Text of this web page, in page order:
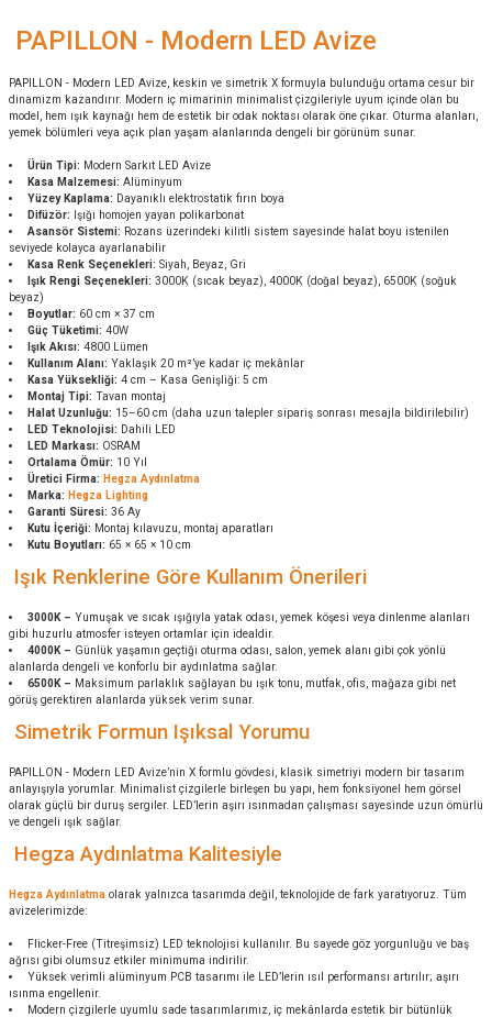
PAPILLON - Modern LED Avize
PAPILLON - Modern LED Avize, keskin ve simetrik X formuyla bulunduğu ortama cesur bir
dinamizm kazandırır. Modern iç mimarinin minimalist çizgileriyle uyum içinde olan bu
model, hem ışık kaynağı hem de estetik bir odak noktası olarak öne çıkar. Oturma alanları,
yemek bölümleri veya açık plan yaşam alanlarında dengeli bir görünüm sunar.
Ürün Tipi: Modern Sarkıt LED Avize
Kasa Malzemesi: Alüminyum
Yüzey Kaplama: Dayanıklı elektrostatik fırın boya
Difüzör:
Işığı homojen yayan polikarbonat
Asansör Sistemi: Rozans üzerindeki kilitli sistem sayesinde halat boyu istenilen
seviyede kolayca ayarlanabilir
Kasa Renk Seçenekleri: Siyah, Beyaz, Gri
Işık Rengi Seçenekleri: 3000K (sıcak beyaz), 4000K (doğal beyaz), 6500K (soğuk
beyaz)
Boyutlar: 60 cm × 37 cm
Güç Tüketimi: 40W
Işık Akısı: 4800 Lümen
Kullanım Alanı: Yaklaşık 20 m²’ye kadar iç mekânlar
Kasa Yüksekliği: 4 cm – Kasa Genişliği: 5 cm
Montaj Tipi: Tavan montaj
Halat Uzunluğu: 15–60 cm (daha uzun talepler sipariş sonrası mesajla bildirilebilir)
LED Teknolojisi: Dahili LED
LED Markası: OSRAM
Ortalama Ömür: 10 Yıl
Üretici Firma: Hegza Aydınlatma
Marka: Hegza Lighting
Garanti Süresi: 36 Ay
Kutu İçeriği: Montaj kılavuzu, montaj aparatları
Kutu Boyutları: 65 × 65 × 10 cm
Işık Renklerine Göre Kullanım Önerileri
3000K – Yumuşak ve sıcak ışığıyla yatak odası, yemek köşesi veya dinlenme alanları
gibi huzurlu atmosfer isteyen ortamlar için idealdir.
4000K – Günlük yaşamın geçtiği oturma odası, salon, yemek alanı gibi çok yönlü
alanlarda dengeli ve konforlu bir aydınlatma sağlar.
6500K – Maksimum parlaklık sağlayan bu ışık tonu, mutfak, ofis, mağaza gibi net
görüş gerektiren alanlarda yüksek verim sunar.
Simetrik Formun Işıksal Yorumu
PAPILLON - Modern LED Avize’nin X formlu gövdesi, klasik simetriyi modern bir tasarım
anlayışıyla yorumlar. Minimalist çizgilerle birleşen bu yapı, hem fonksiyonel hem görsel
olarak güçlü bir duruş sergiler. LED’lerin aşırı ısınmadan çalışması sayesinde uzun ömürlü
ve dengeli ışık sağlar.
Hegza Aydınlatma Kalitesiyle
Hegza Aydınlatma olarak yalnızca tasarımda değil, teknolojide de fark yaratıyoruz. Tüm
avizelerimizde:
Flicker-Free (Titreşimsiz) LED teknolojisi kullanılır. Bu sayede göz yorgunluğu ve baş
ağrısı gibi olumsuz etkiler minimuma indirilir.
Yüksek verimli alüminyum PCB tasarımı ile LED’lerin ısıl performansı artırılır; aşırı
ısınma engellenir.
Modern çizgilerle uyumlu sade tasarımlarımız, iç mekânlarda estetik bir bütünlük